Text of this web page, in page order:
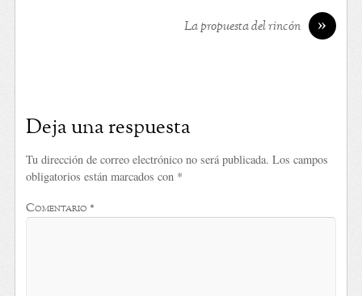
»
La propuesta del rincón
Deja una respuesta
Tu dirección de correo electrónico no será publicada. Los campos
obligatorios están marcados con *
Comentario *